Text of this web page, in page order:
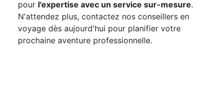
pour l'expertise avec un service sur-mesure.
N'attendez plus, contactez nos conseillers en
voyage dès aujourd'hui pour planifier votre
prochaine aventure professionnelle.